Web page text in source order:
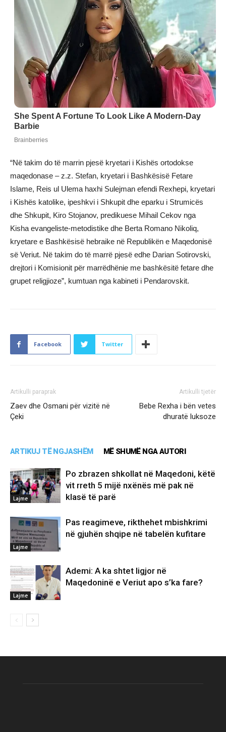
“Në takim do të marrin pjesë kryetari i Kishës ortodokse
maqedonase – z.z. Stefan, kryetari i Bashkësisë Fetare
Islame, Reis ul Ulema haxhi Sulejman efendi Rexhepi, kryetari
i Kishës katolike, ipeshkvi i Shkupit dhe eparku i Strumicës
dhe Shkupit, Kiro Stojanov, predikuese Mihail Cekov nga
Kisha evangeliste-metodistike dhe Berta Romano Nikoliq,
kryetare e Bashkësisë hebraike në Republikën e Maqedonisë
së Veriut. Në takim do të marrë pjesë edhe Darian Sotirovski,
drejtori i Komisionit për marrëdhënie me bashkësitë fetare dhe
grupet religjioze”, kumtuan nga kabineti i Pendarovskit.
Facebook Twitter
Artikulli paraprak
Zaev dhe Osmani për vizitë në
Çeki
Artikulli tjetër
Bebe Rexha i bën vetes
dhuratë luksoze
ARTIKUJ TË NGJASHËM MË SHUMË NGA AUTORI
Lajme
Po zbrazen shkollat në Maqedoni, këtë
vit rreth 5 mijë nxënës më pak në
klasë të parë
Lajme
Pas reagimeve, rikthehet mbishkrimi
në gjuhën shqipe në tabelën kufitare
Lajme
Ademi: A ka shtet ligjor në
Maqedoninë e Veriut apo s’ka fare?